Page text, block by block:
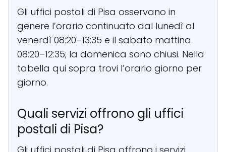
Gli uffici postali di Pisa osservano in
genere l’orario continuato dal lunedì al
venerdì 08:20–13:35 e il sabato mattina
08:20–12:35; la domenica sono chiusi. Nella
tabella qui sopra trovi l’orario giorno per
giorno.
Quali servizi offrono gli uffici
postali di Pisa?